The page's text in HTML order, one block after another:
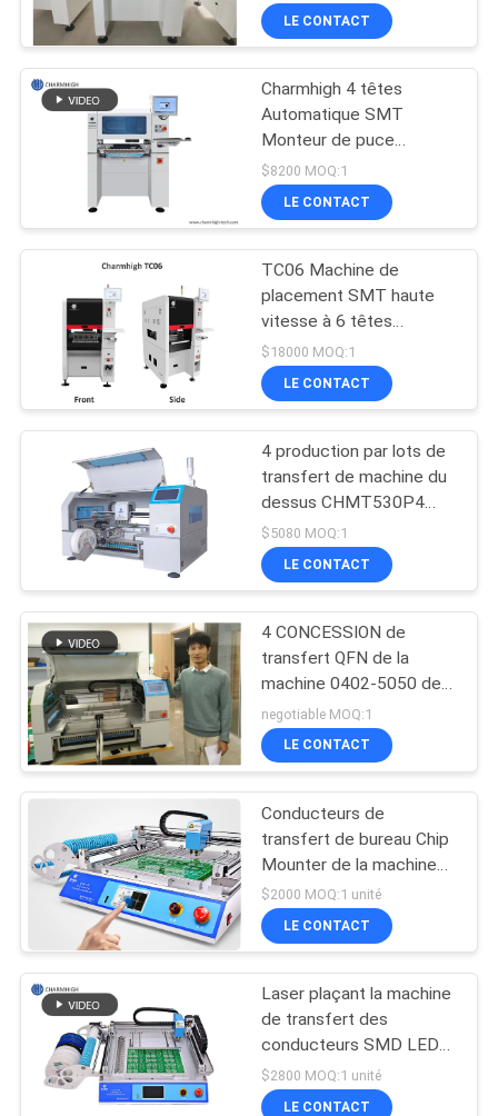
NOUVELLES
SHOPPING
CARTE
POLITIQUE
DE
CONFIDENTIALITÉ
Four de ré-
écoulement de SMT
Conducteur de SMT
21
Petite machine de
SMT
21
machine de
transfert de smd
Chaîne de montage
de carte PCB
LE CONTACT
Charmhigh 4 têtes
Automatique SMT
Monteur de puce
Assemblage de PCB
SMD Machine de
sélection et de
$8200 MOQ:1
LE CONTACT
TC06 Machine de
placement SMT haute
vitesse à 6 têtes
étroites avec plateforme
en fonte intégrée
$18000 MOQ:1
LE CONTACT
4 production par lots de
transfert de machine du
dessus CHMT530P4
SMT de Tableau de
conducteurs des têtes
30
$5080 MOQ:1
LE CONTACT
4 CONCESSION de
transfert QFN de la
machine 0402-5050 des
conducteurs SMD des
têtes CHMT530P4
Yamaha
negotiable MOQ:1
LE CONTACT
Conducteurs de
transfert de bureau Chip
Mounter de la machine
29 de CHMT36 SMT
SMD LED
$2000 MOQ:1 unité
LE CONTACT
Laser plaçant la machine
de transfert des
conducteurs SMD LED
des têtes 29 de
CHMT36 SMT 2
$2800 MOQ:1 unité
LE CONTACT